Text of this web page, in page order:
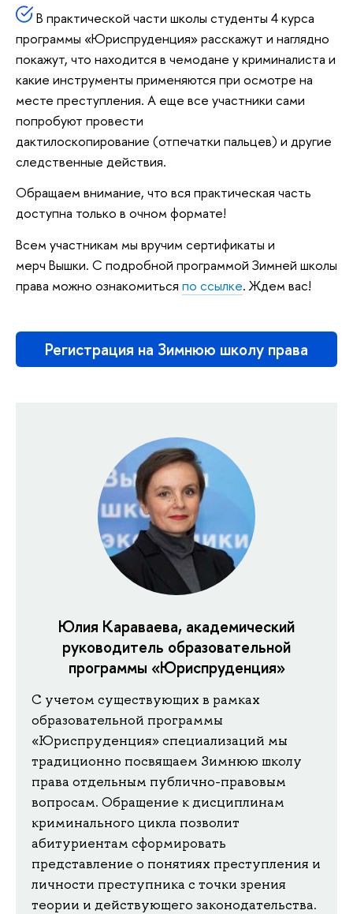
В практической части школы студенты 4 курса
программы «Юриспруденция» расскажут и наглядно
покажут, что находится в чемодане у криминалиста и
какие инструменты применяются при осмотре на
месте преступления. А еще все участники сами
попробуют провести
дактилоскопирование (отпечатки пальцев) и другие
следственные действия.
Обращаем внимание, что вся практическая часть
доступна только в очном формате!
Всем участникам мы вручим сертификаты и
мерч Вышки. С подробной программой Зимней школы
права можно ознакомиться по ссылке. Ждем вас!
Регистрация на Зимнюю школу права
Юлия Караваева, академический
руководитель образовательной
программы «Юриспруденция»
С учетом существующих в рамках
образовательной программы
«Юриспруденция» специализаций мы
традиционно посвящаем Зимнюю школу
права отдельным публично-правовым
вопросам. Обращение к дисциплинам
криминального цикла позволит
абитуриентам сформировать
представление о понятиях преступления и
личности преступника с точки зрения
теории и действующего законодательства.